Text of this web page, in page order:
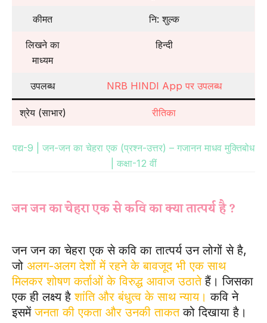
कीमत नि: शुल्क
लिखने का
माध्यम
हिन्दी
उपलब्ध NRB HINDI App पर उपलब्ध
श्रेय (साभार) रीतिका
पद्य-9 | जन-जन का चेहरा एक (प्रश्न-उत्तर) – गजानन माधव मुक्तिबोध
| कक्षा-12 वीं
जन जन का चेहरा एक से कवि का क्या तात्पर्य है ?
जन जन का चेहरा एक से कवि का तात्पर्य उन लोगों से है,
जो अलग-अलग देशों में रहने के बावजूद भी एक साथ
मिलकर शोषण कर्ताओं के विरुद्ध आवाज उठातेहैं। जिसका
एक ही लक्ष्य हैशांति और बंधुत्व के साथ न्याय। कवि ने
इसमेंजनता की एकता और उनकी ताकतको दिखाया है।